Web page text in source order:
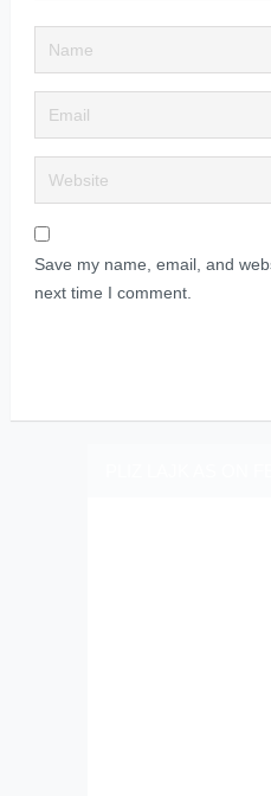
Save my name, email, and
next time I comment.